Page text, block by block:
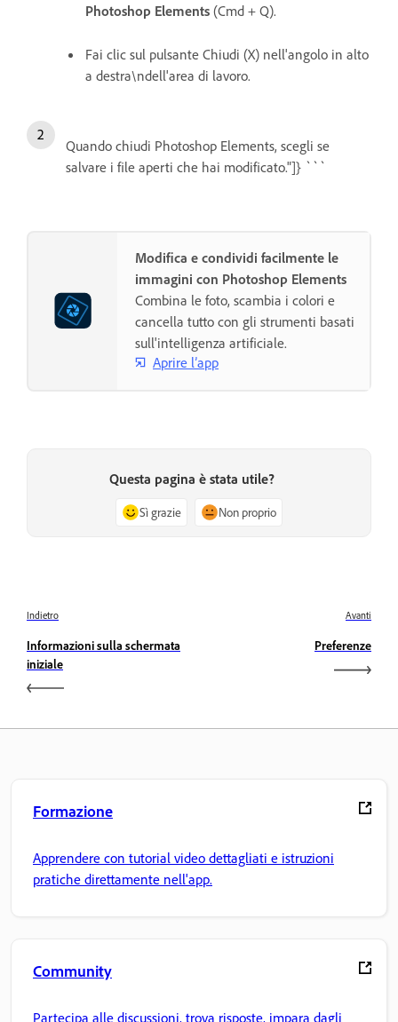
Photoshop Elements (Cmd + Q).
Fai clic sul pulsante Chiudi (X) nell'angolo in alto
a destra\ndell'area di lavoro.
Quando chiudi Photoshop Elements, scegli se
salvare i file aperti che hai modificato."]} ```
Modifica e condividi facilmente le
immagini con Photoshop Elements
Combina le foto, scambia i colori e
cancella tutto con gli strumenti basati
sull'intelligenza artificiale.
Aprire l’app
Questa pagina è stata utile?
Sì grazie Non proprio
Indietro
Informazioni sulla schermata
iniziale
Avanti
Preferenze
Formazione
Apprendere con tutorial video dettagliati e istruzioni
pratiche direttamente nell'app.
Community
Partecipa alle discussioni, trova risposte, impara dagli